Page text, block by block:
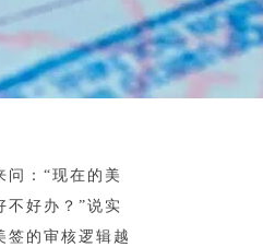
问：“现在的美
不好办？”说实
签的审核逻辑越